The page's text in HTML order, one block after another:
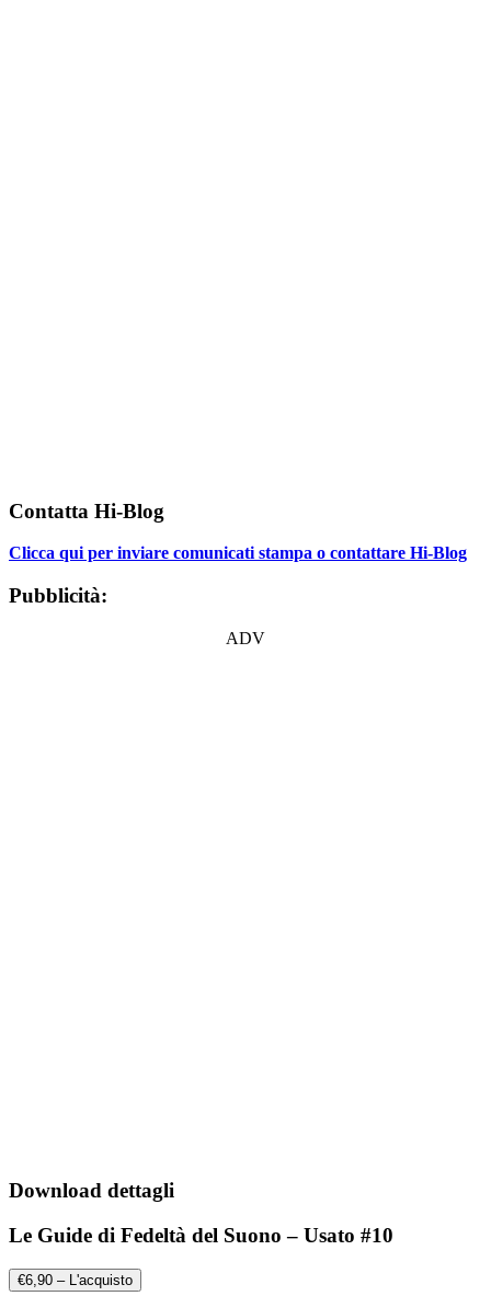
Contatta Hi-Blog
Clicca qui per inviare comunicati stampa o contattare Hi-Blog
Pubblicità:
ADV
Download dettagli
Le Guide di Fedeltà del Suono – Usato #10
€6,90 – L'acquisto